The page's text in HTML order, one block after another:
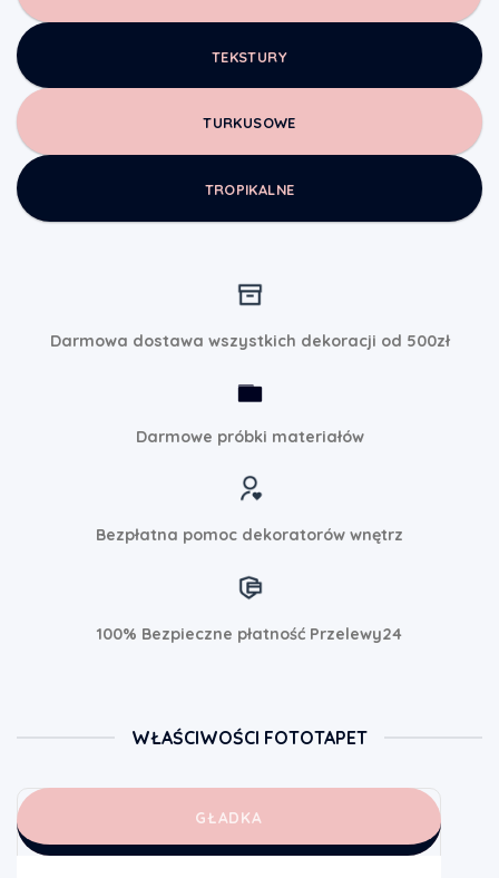
TEKSTURY
TURKUSOWE
TROPIKALNE
Darmowa dostawa wszystkich dekoracji od 500zł
Darmowe próbki materiałów
Bezpłatna pomoc dekoratorów wnętrz
100% Bezpieczne płatność Przelewy24
WŁAŚCIWOŚCI FOTOTAPET
GŁADKA